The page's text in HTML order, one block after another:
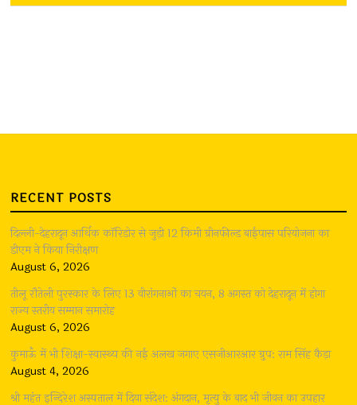
RECENT POSTS
दिल्ली-देहरादून आर्थिक कॉरिडोर से जुड़ी 12 किमी ग्रीनफील्ड बाईपास परियोजना का
डीएम ने किया निरीक्षण
August 6, 2026
तीलू रौतेली पुरस्कार के लिए 13 वीरांगनाओं का चयन, 8 अगस्त को देहरादून में होगा
राज्य स्तरीय सम्मान समारोह
August 6, 2026
कुमाऊँ में भी शिक्षा-स्वास्थ्य की नई अलख जगाए एसजीआरआर ग्रुप: राम सिंह कैड़ा
August 4, 2026
श्री महंत इन्दिरेश अस्पताल में दिया संदेश: अंगदान, मृत्यु के बाद भी जीवन का उपहार